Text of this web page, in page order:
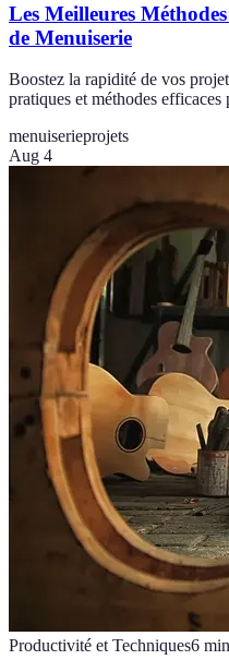
Les Meilleures
de Menuiserie
Boostez la rapidité de vos
pratiques et méthodes
menuiserieprojets
Aug 4
Productivité et Techniques6 min